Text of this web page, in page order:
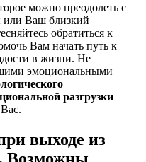
можно преодолеть с
Ваш близкий
обратиться к
Вам начать путь к
в жизни. Не
эмоциональными
разгрузки
выходе из